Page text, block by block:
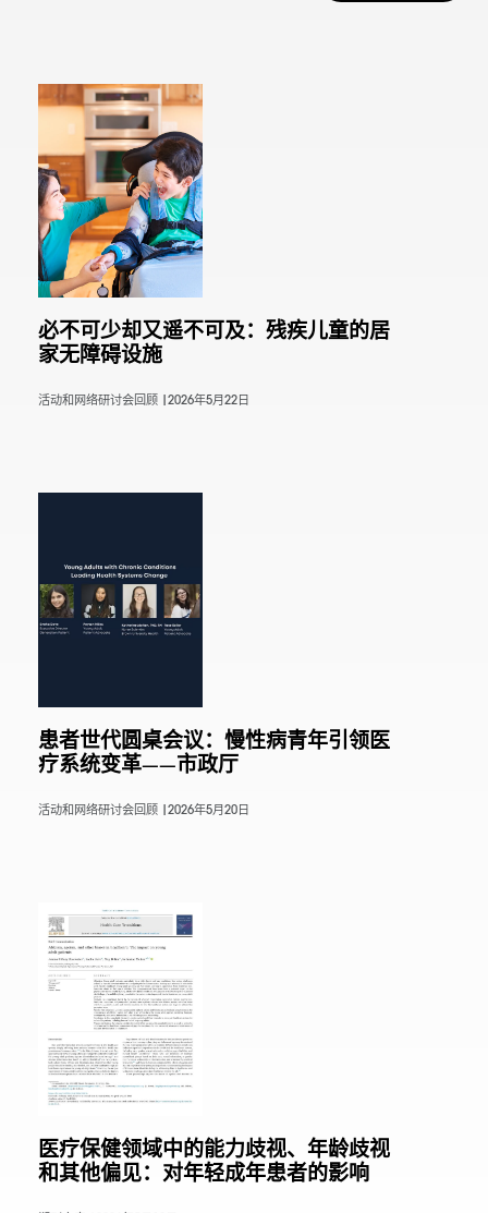
必不可少却又遥不可及：残疾儿童的居
家无障碍设施
活动和网络研讨会回顾 | 2026年5月22日
患者世代圆桌会议：慢性病青年引领医
疗系统变革——市政厅
活动和网络研讨会回顾 | 2026年5月20日
医疗保健领域中的能力歧视、年龄歧视
和其他偏见：对年轻成年患者的影响